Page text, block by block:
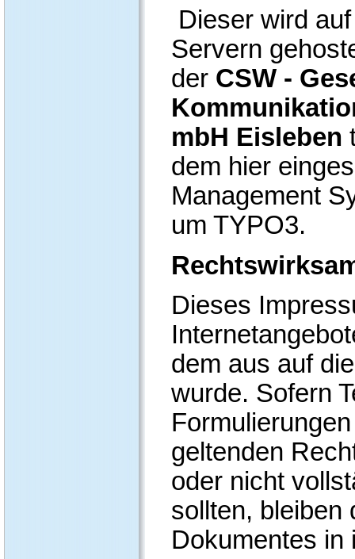
Dieser wird
Servern
der CSW -
mbH Eisleben
dem hier
Management
um TYPO3.
Dieses
dem aus auf
wurde. Sofern
geltenden
oder nicht
sollten, bleiben
Dokumentes in